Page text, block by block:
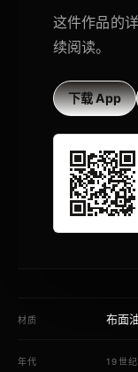
这件作品的
续阅读。
下载 App
材质 布面
年代 19世